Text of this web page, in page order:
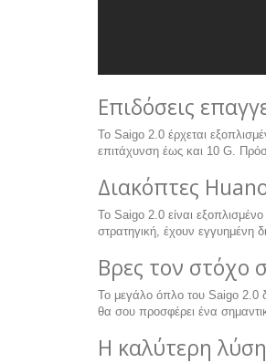
Επιδόσεις
Το Saigo 2.0 έρχεται
επιτάχυνση έως και 10 G.
Διακόπτες
Το Saigo 2.0 είναι
στρατηγική, έχουν εγγυημένη
Βρες τον στόχο
Το μεγάλο όπλο του Saigo 2.0
θα σου προσφέρει ένα
Η καλύτερη λύση